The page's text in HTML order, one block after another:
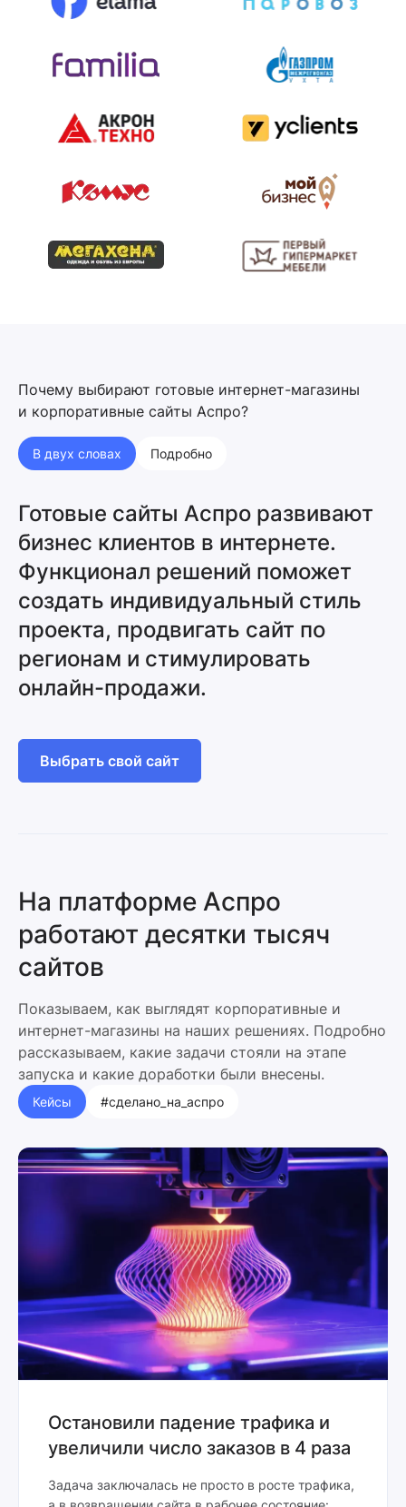
Почему выбирают готовые интернет-магазины
и корпоративные сайты Аспро?
В двух словах Подробно
Готовые сайты Аспро развивают
бизнес клиентов в интернете.
Функционал решений поможет
создать индивидуальный стиль
проекта, продвигать сайт по
регионам и стимулировать
онлайн-продажи.
Выбрать свой сайт
На платформе Аспро
работают десятки тысяч
сайтов
Показываем, как выглядят корпоративные и
интернет-магазины на наших решениях. Подробно
рассказываем, какие задачи стояли на этапе
запуска и какие доработки были внесены.
Кейсы #сделано_на_аспро
Остановили падение трафика и
увеличили число заказов в 4 раза
Задача заключалась не просто в росте трафика,